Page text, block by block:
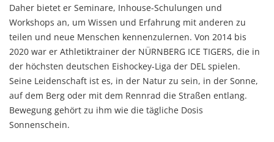
Daher bietet er Seminare, Inhouse-Schulungen und
Workshops an, um Wissen und Erfahrung mit anderen zu
teilen und neue Menschen kennenzulernen. Von 2014 bis
2020 war er Athletiktrainer der NÜRNBERG ICE TIGERS, die in
der höchsten deutschen Eishockey-Liga der DEL spielen.
Seine Leidenschaft ist es, in der Natur zu sein, in der Sonne,
auf dem Berg oder mit dem Rennrad die Straßen entlang.
Bewegung gehört zu ihm wie die tägliche Dosis
Sonnenschein.